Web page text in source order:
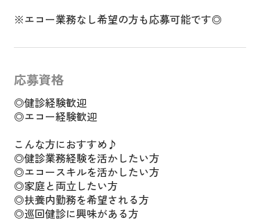
※エコー業務なし希望の方も応募可能です◎
応募資格
◎健診経験歓迎
◎エコー経験歓迎
こんな方におすすめ♪
◎健診業務経験を活かしたい方
◎エコースキルを活かしたい方
◎家庭と両立したい方
◎扶養内勤務を希望される方
◎巡回健診に興味がある方